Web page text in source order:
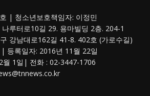
| 청소년보호책임자: 이정민
루터로10길 29. 용마빌딩 2층. 204-1
강남대로162길 41-8. 402호 (가로수길)
등록일자: 2016년 11월 22일
월 1일| 전화 : 02-3447-1706